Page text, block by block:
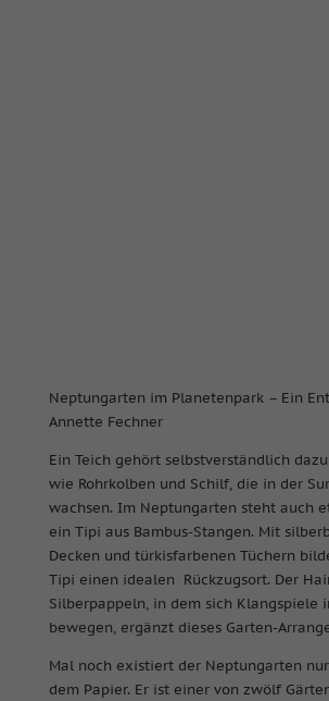
Neptungarten im Planetenpark – Ein
Annette Fechner
Ein Teich gehört selbstverständlich
wie Rohrkolben und Schilf, die in der
wachsen. Im Neptungarten steht auch
ein Tipi aus Bambus-Stangen. Mit
Decken und türkisfarbenen Tüchern
Tipi einen idealen Rückzugsort. Der
Silberpappeln, in dem sich Klangspiele
bewegen, ergänzt dieses Garten-
Mal noch existiert der Neptungarten
dem Papier. Er ist einer von zwölf